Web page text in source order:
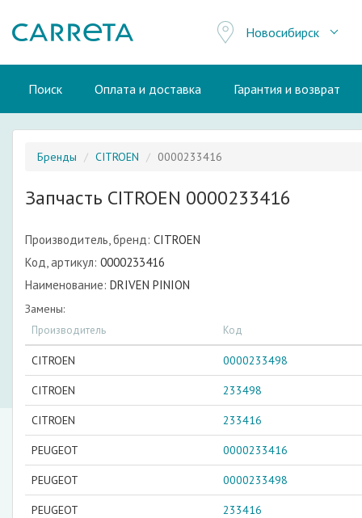
Новосибирск
Поиск Оплата и доставка Гарантия и возврат
Бренды CITROEN 0000233416
Запчасть CITROEN 0000233416
Производитель, бренд: CITROEN
Код, артикул: 0000233416
Наименование: DRIVEN PINION
Замены:
Производитель Код
CITROEN 0000233498
CITROEN 233498
CITROEN 233416
PEUGEOT 0000233416
PEUGEOT 0000233498
PEUGEOT 233416